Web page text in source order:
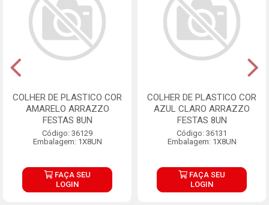
COLHER DE PLASTICO COR
AMARELO ARRAZZO
FESTAS 8UN
Código: 36129
Embalagem: 1X8UN
FAÇA SEU
LOGIN
COLHER DE PLASTICO COR
AZUL CLARO ARRAZZO
FESTAS 8UN
Código: 36131
Embalagem: 1X8UN
FAÇA SEU
LOGIN